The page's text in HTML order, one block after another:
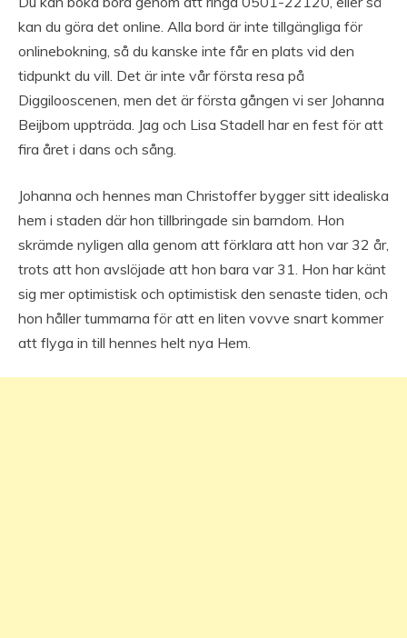
kan du göra det online. Alla bord är inte tillgängliga för
onlinebokning, så du kanske inte får en plats vid den
tidpunkt du vill. Det är inte vår första resa på
Diggilooscenen, men det är första gången vi ser Johanna
Beijbom uppträda. Jag och Lisa Stadell har en fest för att
fira året i dans och sång.
Johanna och hennes man Christoffer bygger sitt idealiska
hem i staden där hon tillbringade sin barndom. Hon
skrämde nyligen alla genom att förklara att hon var 32 år,
trots att hon avslöjade att hon bara var 31. Hon har känt
sig mer optimistisk och optimistisk den senaste tiden, och
hon håller tummarna för att en liten vovve snart kommer
att flyga in till hennes helt nya Hem.